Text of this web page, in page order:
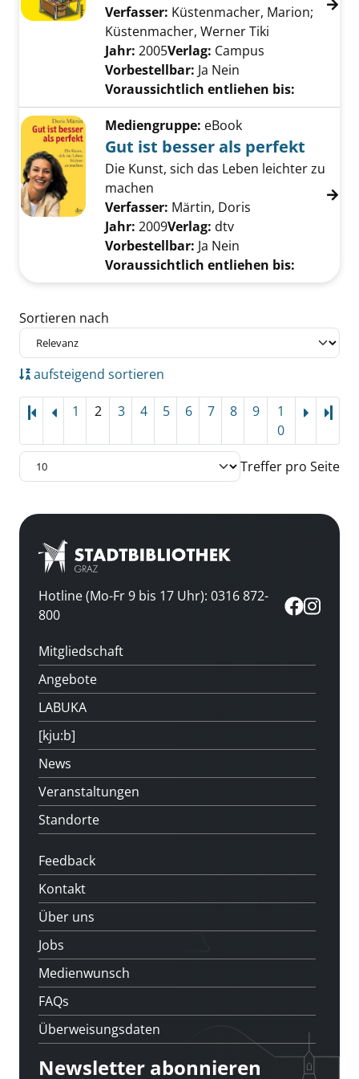
Verfasser: Küstenmacher, Marion;
Küstenmacher, Werner Tiki
Jahr: 2005Verlag: Campus
Vorbestellbar: Ja Nein
Voraussichtlich entliehen bis:
Mediengruppe: eBook
Gut ist besser als perfekt
Die Kunst, sich das Leben leichter zu
machen
Verfasser: Märtin, Doris
Jahr: 2009Verlag: dtv
Vorbestellbar: Ja Nein
Voraussichtlich entliehen bis:
Zu den Suchfiltern springen
Sortieren nach
aufsteigend sortieren
1 2 3 4 5 6 7 8 9
1
0
Treffer pro Seite
Hotline (Mo-Fr 9 bis 17 Uhr): 0316 872-
800
Mitgliedschaft
Angebote
LABUKA
[kju:b]
News
Veranstaltungen
Standorte
Feedback
Kontakt
Über uns
Jobs
Medienwunsch
FAQs
Überweisungsdaten
Newsletter abonnieren